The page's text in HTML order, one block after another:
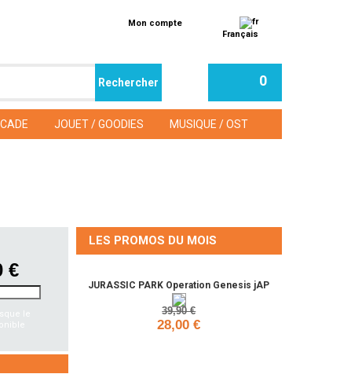
Mon compte
Français
0
JOUET / GOODIES MUSIQUE / OST
€
le
LES PROMOS DU MOIS
JURASSIC PARK Operation Genesis jAP
39,90 €
28,00 €